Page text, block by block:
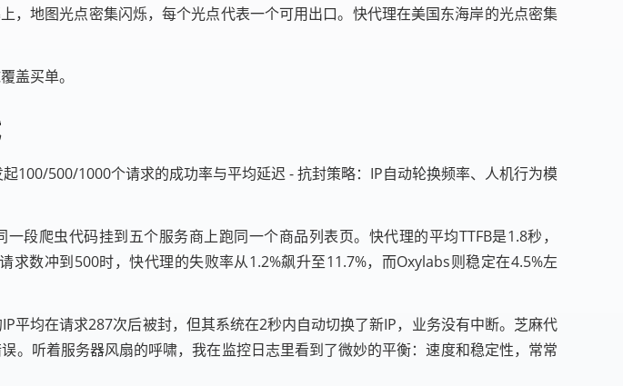
地图光点密集闪烁，每个光点代表一个可用出口。快代理在美国东海岸的光点密集
盖买单。
100/500/1000个请求的成功率与平均延迟 - 抗封策略：IP自动轮换频率、人机行为模
段爬虫代码挂到五个服务商上跑同一个商品列表页。快代理的平均TTFB是1.8秒，
数冲到500时，快代理的失败率从1.2%飙升至11.7%，而Oxylabs则稳定在4.5%左
平均在请求287次后被封，但其系统在2秒内自动切换了新IP，业务没有中断。芝麻代
。听着服务器风扇的呼啸，我在监控日志里看到了微妙的平衡：速度和稳定性，常常